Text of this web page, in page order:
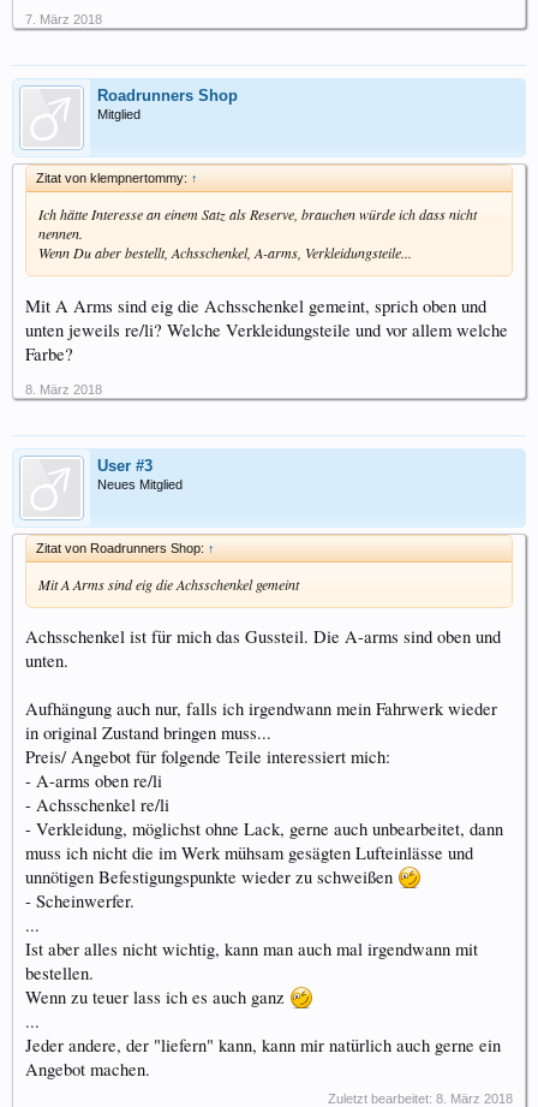
7. März 2018
Roadrunners Shop
Mitglied
Zitat von klempnertommy: ↑
Ich hätte Interesse an einem Satz als Reserve, brauchen würde ich dass nicht
nennen.
Wenn Du aber bestellt, Achsschenkel, A-arms, Verkleidungsteile...
Mit A Arms sind eig die Achsschenkel gemeint, sprich oben und
unten jeweils re/li? Welche Verkleidungsteile und vor allem welche
Farbe?
8. März 2018
User #3
Neues Mitglied
Zitat von Roadrunners Shop: ↑
Mit A Arms sind eig die Achsschenkel gemeint
Achsschenkel ist für mich das Gussteil. Die A-arms sind oben und
unten.
Aufhängung auch nur, falls ich irgendwann mein Fahrwerk wieder
in original Zustand bringen muss...
Preis/ Angebot für folgende Teile interessiert mich:
- A-arms oben re/li
- Achsschenkel re/li
- Verkleidung, möglichst ohne Lack, gerne auch unbearbeitet, dann
muss ich nicht die im Werk mühsam gesägten Lufteinlässe und
unnötigen Befestigungspunkte wieder zu schweißen
- Scheinwerfer.
...
Ist aber alles nicht wichtig, kann man auch mal irgendwann mit
bestellen.
Wenn zu teuer lass ich es auch ganz
...
Jeder andere, der "liefern" kann, kann mir natürlich auch gerne ein
Angebot machen.
Zuletzt bearbeitet: 8. März 2018